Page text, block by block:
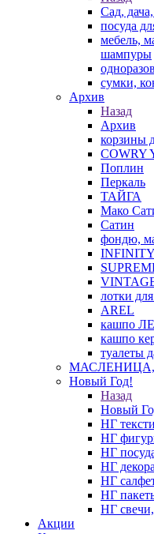
Сад,
посуда
мебель,
шампуры
сумки,
Архив
Назад
Архив
корзины
COWRY
Поплин
Перкаль
ТАЙГА
Мако
Сатин
фондю,
INFINITY
лотки
AREL
кашпо
кашпо
туалеты
Новый Год!
Назад
Новый
НГ
НГ
НГ
НГ
НГ
НГ
НГ
Акции